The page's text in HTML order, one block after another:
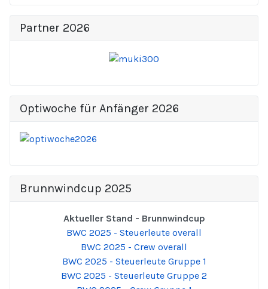
Partner 2026
Optiwoche für Anfänger 2026
Brunnwindcup 2025
Aktueller Stand - Brunnwindcup
BWC 2025 - Steuerleute overall
BWC 2025 - Crew overall
BWC 2025 - Steuerleute Gruppe 1
BWC 2025 - Steuerleute Gruppe 2